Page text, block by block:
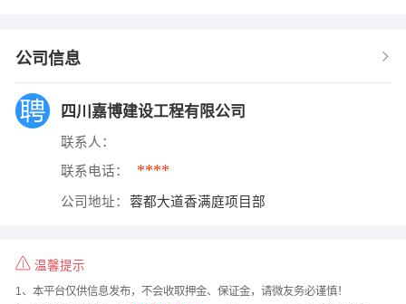
公司信息
四川嘉博建设工程有限公司
联系人：
联系电话： ****
公司地址： 蓉都大道香满庭项目部
温馨提示
1、本平台仅供信息发布，不会收取押金、保证金，请微友务必谨慎！